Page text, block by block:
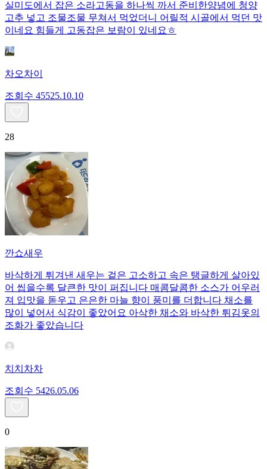
실미도에서 잡은 소라고동을 하나씩 까서 준비한양념에 청양
고추 넣고 조물조물 무쳐서 먹었더니 어릴적 시골에서 먹던 맛
이네요 힘들게 고동잡은 보람이 있네요ㅎ
차오차이
조회수 45525.10.10
28
깐쇼새우
바삭하게 튀겨낸 새우는 겉은 고소하고 속은 탱글하게 살아있
어 씹을수록 달큰한 맛이 퍼집니다 매콤달콤한 소스가 어우러
져 입맛을 돋우고 은은한 마늘 향이 풍미를 더합니다 채소를
많이 넣어서 식감이 좋았어요 아삭한 채소와 바삭한 튀김옷의
조화가 좋았습니다
치치차차
조회수 5426.05.06
0